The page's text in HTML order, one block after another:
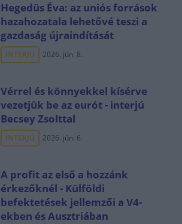
Hegedüs Éva: az uniós források
hazahozatala lehetővé teszi a
gazdaság újraindítását
INTERJÚ 2026. jún. 8.
Vérrel és könnyekkel kísérve
vezetjük be az eurót - interjú
Becsey Zsolttal
INTERJÚ 2026. jún. 6.
A profit az első a hozzánk
érkezőknél - Külföldi
befektetések jellemzői a V4-
ekben és Ausztriában